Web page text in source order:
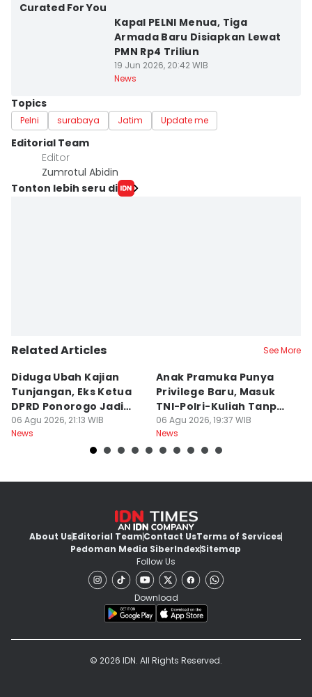
Curated For You
Kapal PELNI Menua, Tiga
Armada Baru Disiapkan Lewat
PMN Rp4 Triliun
19 Jun 2026, 20:42 WIB
News
Topics
Pelni surabaya Jatim Update me
Editorial Team
Editor
Zumrotul Abidin
Tonton lebih seru di
Related Articles See More
Diduga Ubah Kajian
Tunjangan, Eks Ketua
DPRD Ponorogo Jadi
Tersangka
06 Agu 2026, 21:13 WIB
News
Anak Pramuka Punya
Privilege Baru, Masuk
TNI-Polri-Kuliah Tanpa
Tes
06 Agu 2026, 19:37 WIB
News
About UsEditorial TeamContact UsTerms of Services
Pedoman Media SiberIndexSitemap
Follow Us
Download
© 2026 IDN. All Rights Reserved.